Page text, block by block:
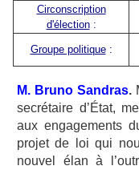
Circonscription
d'élection :
Groupe politique :
M. Bruno Sandras.
secrétaire d’État,
aux engagements
projet de loi qui
nouvel élan à